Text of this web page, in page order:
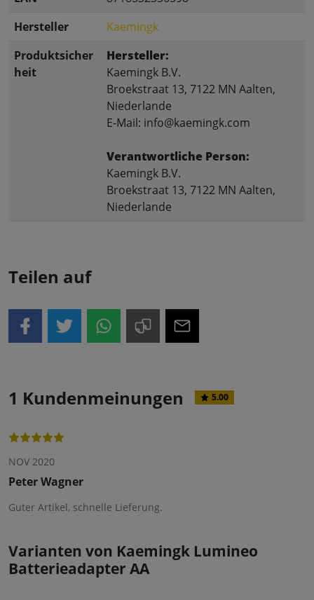
Hersteller
Kaemingk
Produktsicher
heit
Hersteller:
Kaemingk B.V.
Broekstraat 13, 7122 MN Aalten,
Niederlande
E-Mail: info@kaemingk.com
Verantwortliche Person:
Kaemingk B.V.
Broekstraat 13, 7122 MN Aalten,
Niederlande
Teilen auf
1 Kundenmeinungen 5.00
NOV 2020
Peter Wagner
Guter Artikel, schnelle Lieferung.
Varianten von Kaemingk Lumineo
Batterieadapter AA